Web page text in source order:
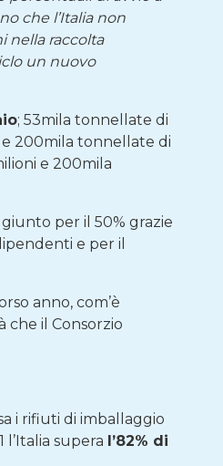
che l’Italia non
nella raccolta
un nuovo
; 53mila tonnellate di
e 200mila tonnellate di
e 200mila
per il 50% grazie
e per il
anno, com’è
che il Consorzio
i rifiuti di imballaggio
supera l’82% di